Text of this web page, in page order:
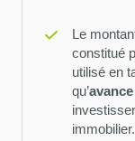
Le
constitué
utilisé en
qu’avance
immobilier.